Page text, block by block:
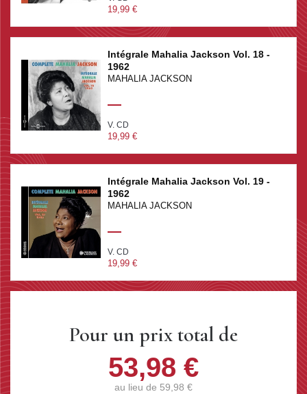
19,99 €
Intégrale Mahalia Jackson Vol. 18 -
1962
MAHALIA JACKSON
V. CD
19,99 €
Intégrale Mahalia Jackson Vol. 19 -
1962
MAHALIA JACKSON
V. CD
19,99 €
Pour un prix total de
53,98 €
au lieu de 59,98 €